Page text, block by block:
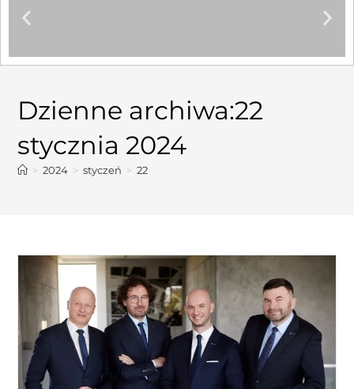
Dzienne archiwa:22
stycznia 2024
> 2024 > styczeń > 22